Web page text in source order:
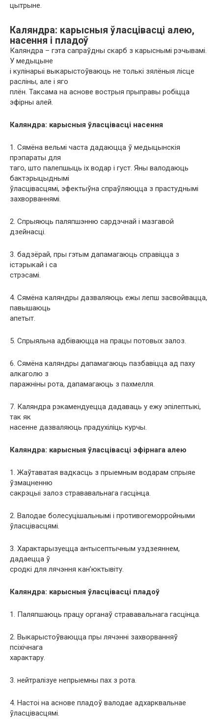
цытрыне.
Каляндра: карысныя ўласцівасці алею,
насення і пладоў
Каляндра – гэта сапраўдны скарб з карыснымі рэчывамі.
У медыцыне
і кулінарыі выкарыстоўваюць не толькі зялёныя лісце
расліны, але і яго
плён. Таксама на аснове вострыя прыправы робіцца
эфірны алей.
Каляндра: карысныя ўласцівасці насення
1. Сямёна вельмі часта дадаюцца ў медыцынскія
прэпараты для
таго, што палепшыць іх водар і густ. Яны валодаюць
бактэрыцыднымі
ўласцівасцямі, эфектыўна спраўляюцца з прастуднымі
захворваннямі.
2. Спрыяюць паляпшэнню сардэчнай і мазгавой
дзейнасці.
3. бадзёрай, пры гэтым дапамагаюць справіцца з
істэрыкай і са
стрэсамі.
4. Сямёна каляндры дазваляюць ежы лепш засвойвацца,
павышаюць
апетыт.
5. Спрыяльна адбіваюцца на працы потовых залоз.
6. Сямёна каляндры дапамагаюць пазбавіцца ад паху
алкаголю з
паражніны рота, дапамагаюць з пахмелля.
7. Каляндра рэкамендуецца дадаваць у ежу эпілептыкі,
так як
насенне дазваляюць прадухіліць курчы.
Каляндра: карысныя ўласцівасці эфірнага алею
1. Жаўтаватая вадкасць з прыемным водарам спрыяе
ўзмацненню
сакрэцыі залоз стрававальнага гасцінца.
2. Валодае болесуцішальнымі і противогеморройными
ўласцівасцямі.
3. Характарызуецца антысептычным уздзеяннем,
дадаецца ў
сродкі для лячэння кан’юктывіту.
Каляндра: карысныя ўласцівасці пладоў
1. Паляпшаюць працу органаў стрававальнага гасцінца.
2. Выкарыстоўваюцца пры лячэнні захворванняў
псіхічнага
характару.
3. нейтралізуе непрыемны пах з рота.
4. Настоі на аснове пладоў валодае адхарквальнае
ўласцівасцямі.